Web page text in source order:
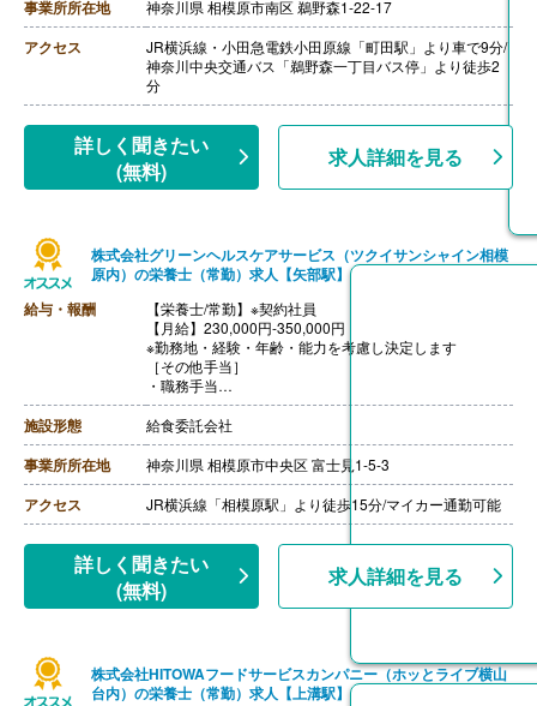
【特別報酬（年1回）】平均267,000円（2025年6月支給
実績）
※職種、雇用形態、在籍期間、会社の業績等によって支
給額は異なる。
【退職金】なし
----
【調理員/非常勤】
【時給】1,225円
【通勤手当】あり（社内規定あり）
【昇給】年1回
事業所所在地 神奈川県 相模原市南区 鵜野森1-22-17
アクセス
JR横浜線・小田急電鉄小田原線「町田駅」より車で9分/
神奈川中央交通バス「鵜野森一丁目バス停」より徒歩2
分
詳しく聞きたい
(無料)
求人詳細を見る
株式会社グリーンヘルスケアサービス（ツクイサンシャイン相模
原内）の栄養士（常勤）求人【矢部駅】
給与・報酬
【栄養士/常勤】※契約社員
【月給】230,000円-350,000円
※勤務地・経験・年齢・能力を考慮し決定します
［その他手当］
・職務手当
・食事手当
・年末年始手当
【賞与】年2回（7月、12月）※会社業績、各個人実績に
応じて決定（前年度実績 2.00ヶ月/年）
【通勤手当】あり（全額支給）
【退職金】なし
施設形態 給食委託会社
事業所所在地 神奈川県 相模原市中央区 富士見1-5-3
アクセス JR横浜線「相模原駅」より徒歩15分/マイカー通勤可能
詳しく聞きたい
(無料)
求人詳細を見る
株式会社HITOWAフードサービスカンパニー（ホッとライブ横山
台内）の栄養士（常勤）求人【上溝駅】